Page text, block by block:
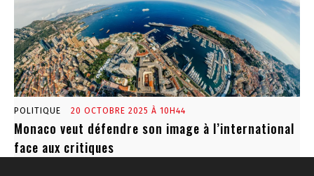
POLITIQUE 20 OCTOBRE 2025 À 10H44
Monaco veut défendre son image à l’international
face aux critiques